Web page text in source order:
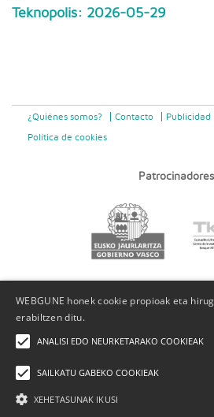
Teknopolis: 2026-05-29
¿Quiénes somos? Contacto Publicidad
Política de cookies
Patrocinadores
WEBGUNE honek cookie propioak eta
erabiltzen ditu.
ANALISI EDO NEURKETARAKO COOKIEAK
SAILKATU GABEKO COOKIEAK
XEHETASUNAK IKUSI